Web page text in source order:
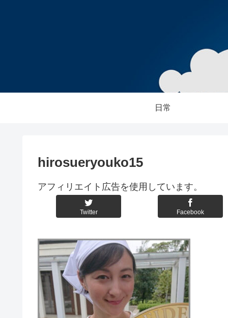
日常
hirosueryouko15
アフィリエイト広告を使用しています。
Twitter Facebook